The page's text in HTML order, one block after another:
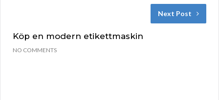
Next Post
Köp en modern etikettmaskin
NO COMMENTS